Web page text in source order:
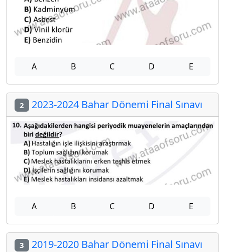
A B C D E
2 2023-2024 Bahar Dönemi Final Sınavı
A B C D E
3 2019-2020 Bahar Dönemi Final Sınavı